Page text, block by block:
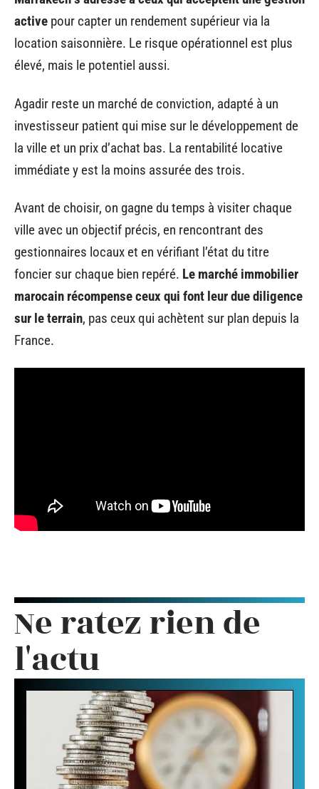
active pour capter un rendement supérieur via la
location saisonnière. Le risque opérationnel est plus
élevé, mais le potentiel aussi.
Agadir reste un marché de conviction, adapté à un
investisseur patient qui mise sur le développement de
la ville et un prix d’achat bas. La rentabilité locative
immédiate y est la moins assurée des trois.
Avant de choisir, on gagne du temps à visiter chaque
ville avec un objectif précis, en rencontrant des
gestionnaires locaux et en vérifiant l’état du titre
foncier sur chaque bien repéré. Le marché immobilier
marocain récompense ceux qui font leur due diligence
sur le terrain, pas ceux qui achètent sur plan depuis la
France.
Ne ratez rien de
l'actu